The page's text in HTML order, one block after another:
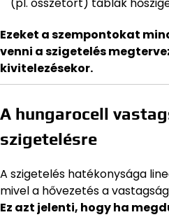
(pl. összetört) táblák
Ezeket a szempontokat
venni a szigetelés
kivitelezésekor.
A hungarocell
szigetelésre
A szigetelés hatékonysága
mivel a hővezetés a
Ez azt jelenti, hogy ha